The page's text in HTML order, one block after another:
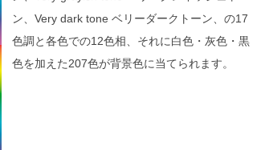
ン、Very dark tone ベリーダークトーン、の17
色調と各色での12色相、それに白色・灰色・黒
色を加えた207色が背景色に当てられます。